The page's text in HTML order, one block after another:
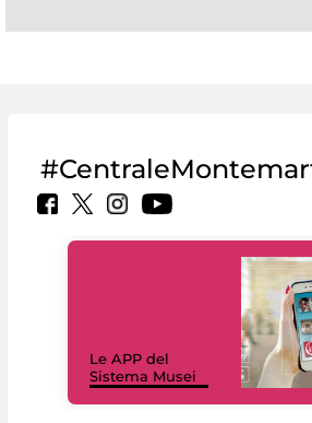
Le APP del
Sistema Musei